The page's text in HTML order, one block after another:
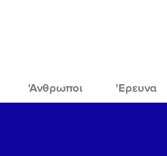
'Ανθρωποι 'Ερευνα